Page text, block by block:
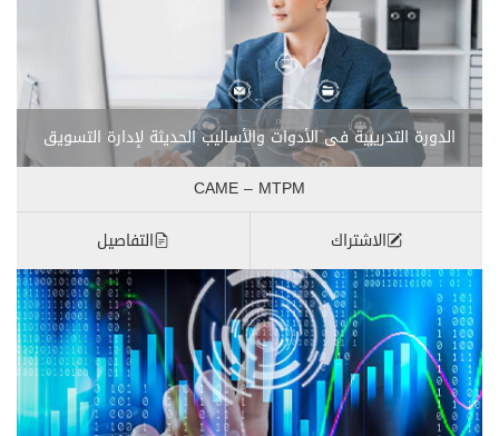
الدورة التدريبية فى الأدوات والأساليب الحديثة لإدارة التسويق
CAME – MTPM
الاشتراك
التفاصيل